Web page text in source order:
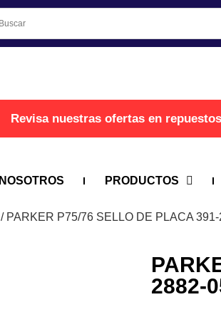
Revisa nuestras ofertas en
NOSOTROS PRODUCTOS
/ PARKER P75/76 SELLO DE PLACA
2882-